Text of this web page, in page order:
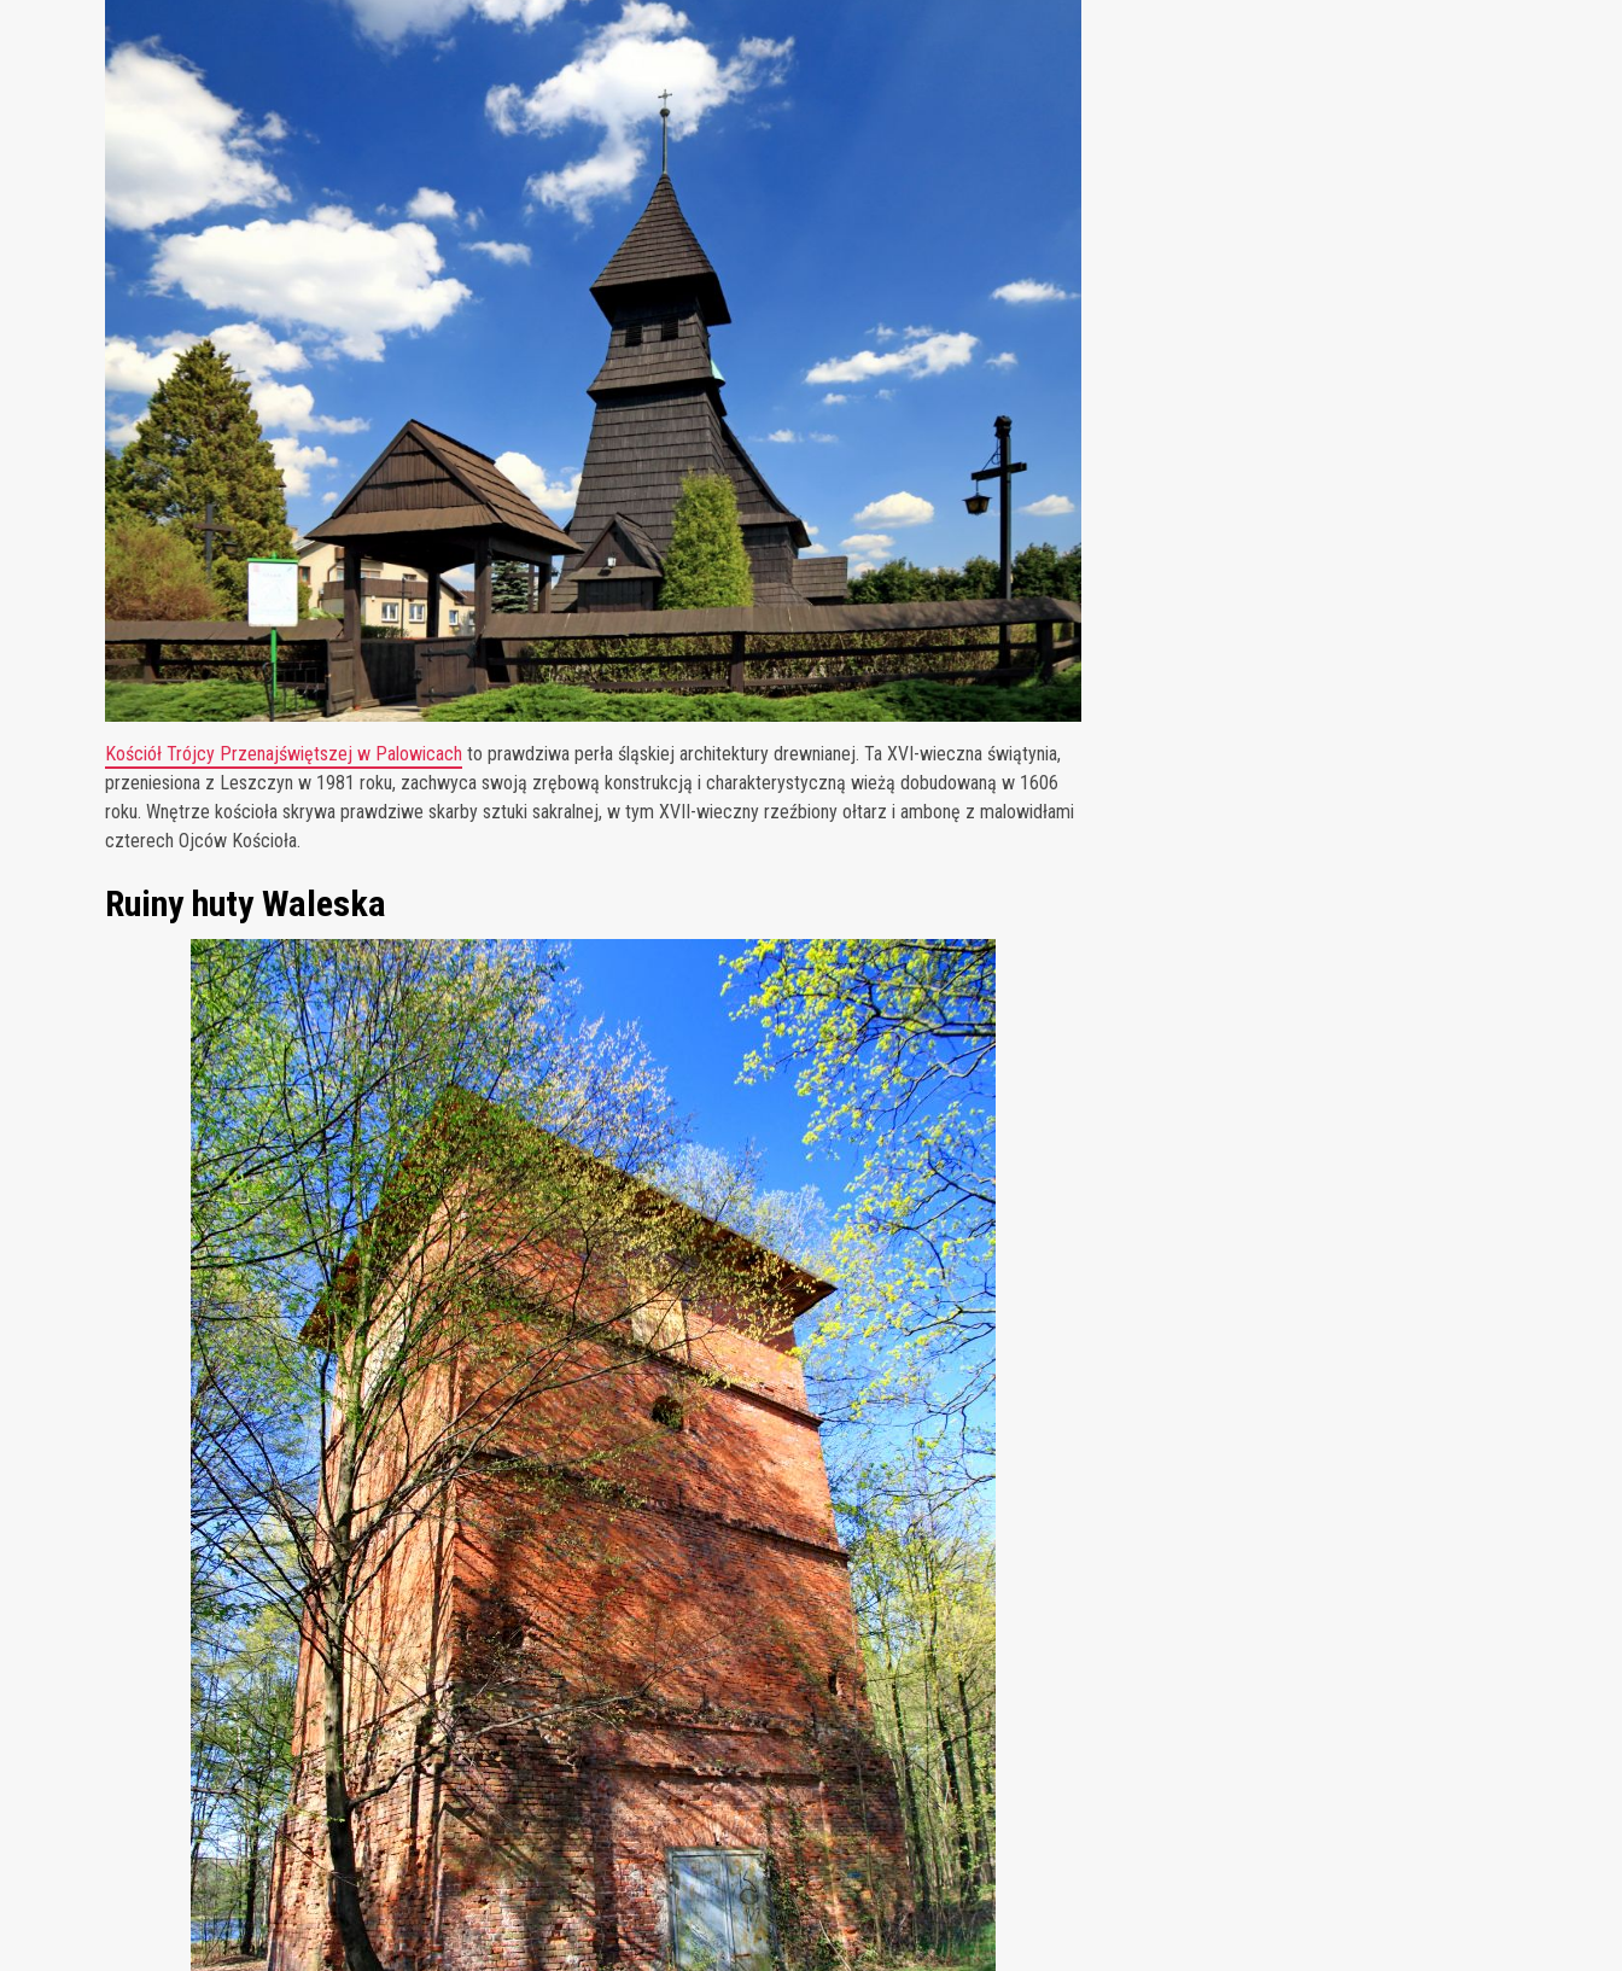
Kościół Trójcy Przenajświętszej w Palowicach to prawdziwa perła śląskiej architektury drewnianej. Ta XVI-wieczna świątynia,
przeniesiona z Leszczyn w 1981 roku, zachwyca swoją zrębową konstrukcją i charakterystyczną wieżą dobudowaną w 1606
roku. Wnętrze kościoła skrywa prawdziwe skarby sztuki sakralnej, w tym XVII-wieczny rzeźbiony ołtarz i ambonę z malowidłami
czterech Ojców Kościoła.
Ruiny huty Waleska